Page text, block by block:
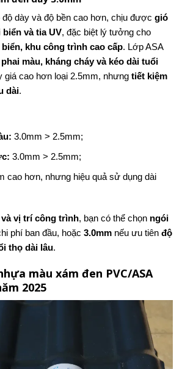
độ dày và độ bền cao hơn, chịu được gió
biển và tia UV, đặc biệt lý tưởng cho
khu công trình cao cấp. Lớp ASA
màu, kháng cháy và kéo dài tuổi
giá cao hơn loại 2.5mm, nhưng tiết kiệm
dài.
3.0mm > 2.5mm;
3.0mm > 2.5mm;
cao hơn, nhưng hiệu quả sử dụng dài
và vị trí công trình, bạn có thể chọn ngói
phí ban đầu, hoặc 3.0mm nếu ưu tiên độ
thọ dài lâu.
màu xám đen PVC/ASA
2025